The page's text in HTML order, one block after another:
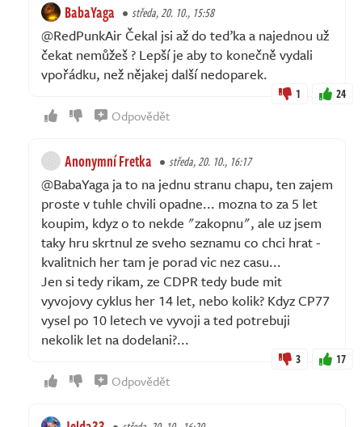
BabaYaga středa, 20. 10., 15:58
@RedPunkAir Čekal jsi až do teďka a najednou už
čekat nemůžeš ? Lepší je aby to konečně vydali
vpořádku, než nějakej další nedoparek.
1 24
Odpovědět
Anonymní Fretka středa, 20. 10., 16:17
@BabaYaga ja to na jednu stranu chapu, ten zajem
proste v tuhle chvili opadne... mozna to za 5 let
koupim, kdyz o to nekde "zakopnu", ale uz jsem
taky hru skrtnul ze sveho seznamu co chci hrat -
kvalitnich her tam je porad vic nez casu...
Jen si tedy rikam, ze CDPR tedy bude mit
vyvojovy cyklus her 14 let, nebo kolik? Kdyz CP77
vysel po 10 letech ve vyvoji a ted potrebuji
nekolik let na dodelani?...
3 17
Odpovědět